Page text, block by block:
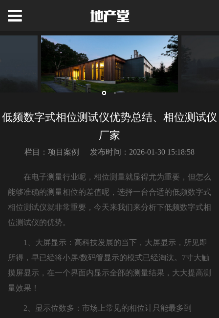
低频数字式相位测试仪优势总结、相位测试仪
厂家
栏目：项目案例 发布时间：2026-01-30 15:18:58
在电子测量行业呢，相位测量就显得尤为重要，但怎么
能够准确的测量相位的差值呢，选择一台合适的低频数字式
相位测试仪就非常重要，今天来我们来分析下低频数字式相
位测试仪的优势。
1、大屏显示：高科技发展的当下，大屏显示，所见即
所得，早已经将小屏/数码管显示的模式已经淘汰。7寸大触
摸屏显示，在一个界面内显示全部的测量结果，大大提高测
量效果！
2、显示位数多：市场上常见的相位计只能最多到